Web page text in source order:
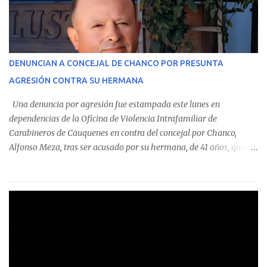
En el detalle regional, se indica que en la comuna de Cauquenes se
identificó a cuatro funcionarios involucrados en este tipo de
operaciones. Asimismo, se precisa que uno de los casos
corresponde a un funcionario de la Municipalidad de Chanco,
detectaron incumplimientos a la normativa vigente. El informe
precisa que la mayor cantidad de dinero apostado se registró en
Talca, donde...
DENUNCIAN A CONCEJAL DE CHANCO POR PRESUNTA
AGRESIÓN CONTRA SU HERMANA
Una denuncia por agresión fue estampada este lunes en
dependencias de la Oficina de Violencia Intrafamiliar de
Carabineros de Cauquenes en contra del concejal por Chanco,
Alfonso Meza, tras ser acusado por su hermana, de 41 años, quien
relató que los hechos ocurrieron cerca de las 11:30 horas en el